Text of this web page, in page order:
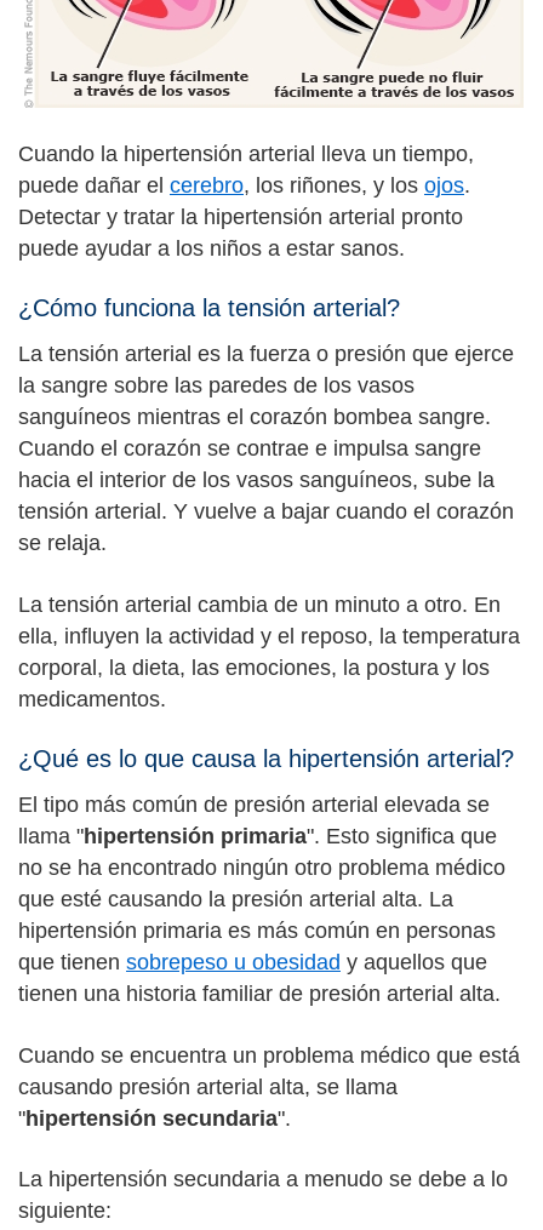
Cuando la hipertensión arterial lleva un tiempo,
puede dañar el cerebro, los riñones, y los ojos.
Detectar y tratar la hipertensión arterial pronto
puede ayudar a los niños a estar sanos.
¿Cómo funciona la tensión arterial?
La tensión arterial es la fuerza o presión que ejerce
la sangre sobre las paredes de los vasos
sanguíneos mientras el corazón bombea sangre.
Cuando el corazón se contrae e impulsa sangre
hacia el interior de los vasos sanguíneos, sube la
tensión arterial. Y vuelve a bajar cuando el corazón
se relaja.
La tensión arterial cambia de un minuto a otro. En
ella, influyen la actividad y el reposo, la temperatura
corporal, la dieta, las emociones, la postura y los
medicamentos.
¿Qué es lo que causa la hipertensión arterial?
El tipo más común de presión arterial elevada se
llama "hipertensión primaria". Esto significa que
no se ha encontrado ningún otro problema médico
que esté causando la presión arterial alta. La
hipertensión primaria es más común en personas
que tienen sobrepeso u obesidad y aquellos que
tienen una historia familiar de presión arterial alta.
Cuando se encuentra un problema médico que está
causando presión arterial alta, se llama
"hipertensión secundaria".
La hipertensión secundaria a menudo se debe a lo
siguiente: